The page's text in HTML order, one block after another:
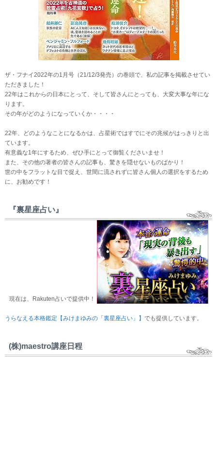
ザ・フナイ2022年の1月号（21/12/3発売）の巻頭で、私の記事を掲載させてい
ただきました！
22年はこれからの日本にとって、そして皆さんにとっても、大変大事な年にな
ります。
その年がどのようになっていくか・・・・
22年、どのようなことになるかは、占星術ではすでにその兆候がはっきりと出
ています。
有意義な1年にするため、ぜひ手にとって御覧くださいませ！
また、その他の著者の皆さんの記事も、驚きを隠せないものばかり！
世の中をフラットな目で捉え、世間に流されずに皆さん個人の選択をするため
に、お勧めです！
『裏星座占い』
現在は、Rakuten占いで提供中！
うらなえる本格鑑定【みけまゆみの「裏星座占い」】 でも提供しています。
(株)maestro講座日程